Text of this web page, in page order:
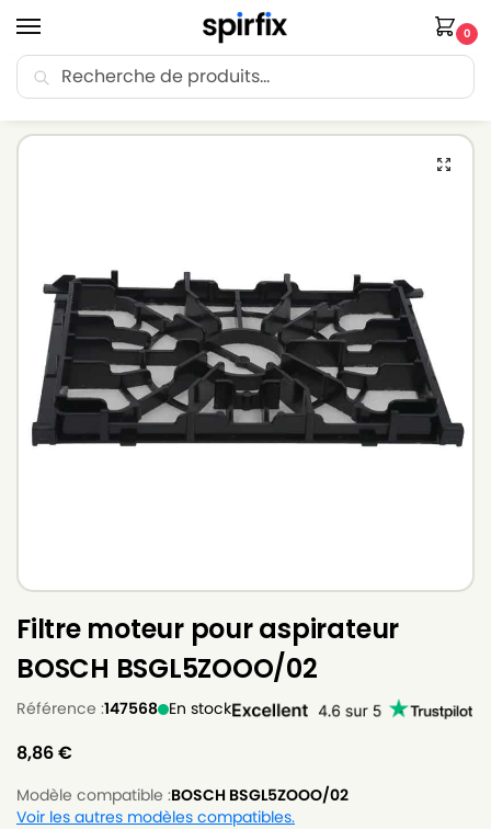
0
🚚 Livraison Point Relais offerte dès 30€ d’achat.
Filtre moteur pour aspirateur
BOSCH BSGL5ZOOO/02
Référence :147568 En stock
8,86€
Modèle compatible :BOSCH BSGL5ZOOO/02
Voir les autres modèles compatibles.